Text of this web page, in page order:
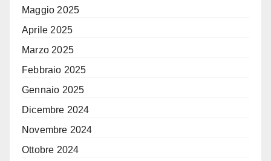
Maggio 2025
Aprile 2025
Marzo 2025
Febbraio 2025
Gennaio 2025
Dicembre 2024
Novembre 2024
Ottobre 2024